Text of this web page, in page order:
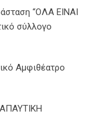
“ΟΛΑ ΕΙΝΑΙ
σύλλογο
Αμφιθέατρο